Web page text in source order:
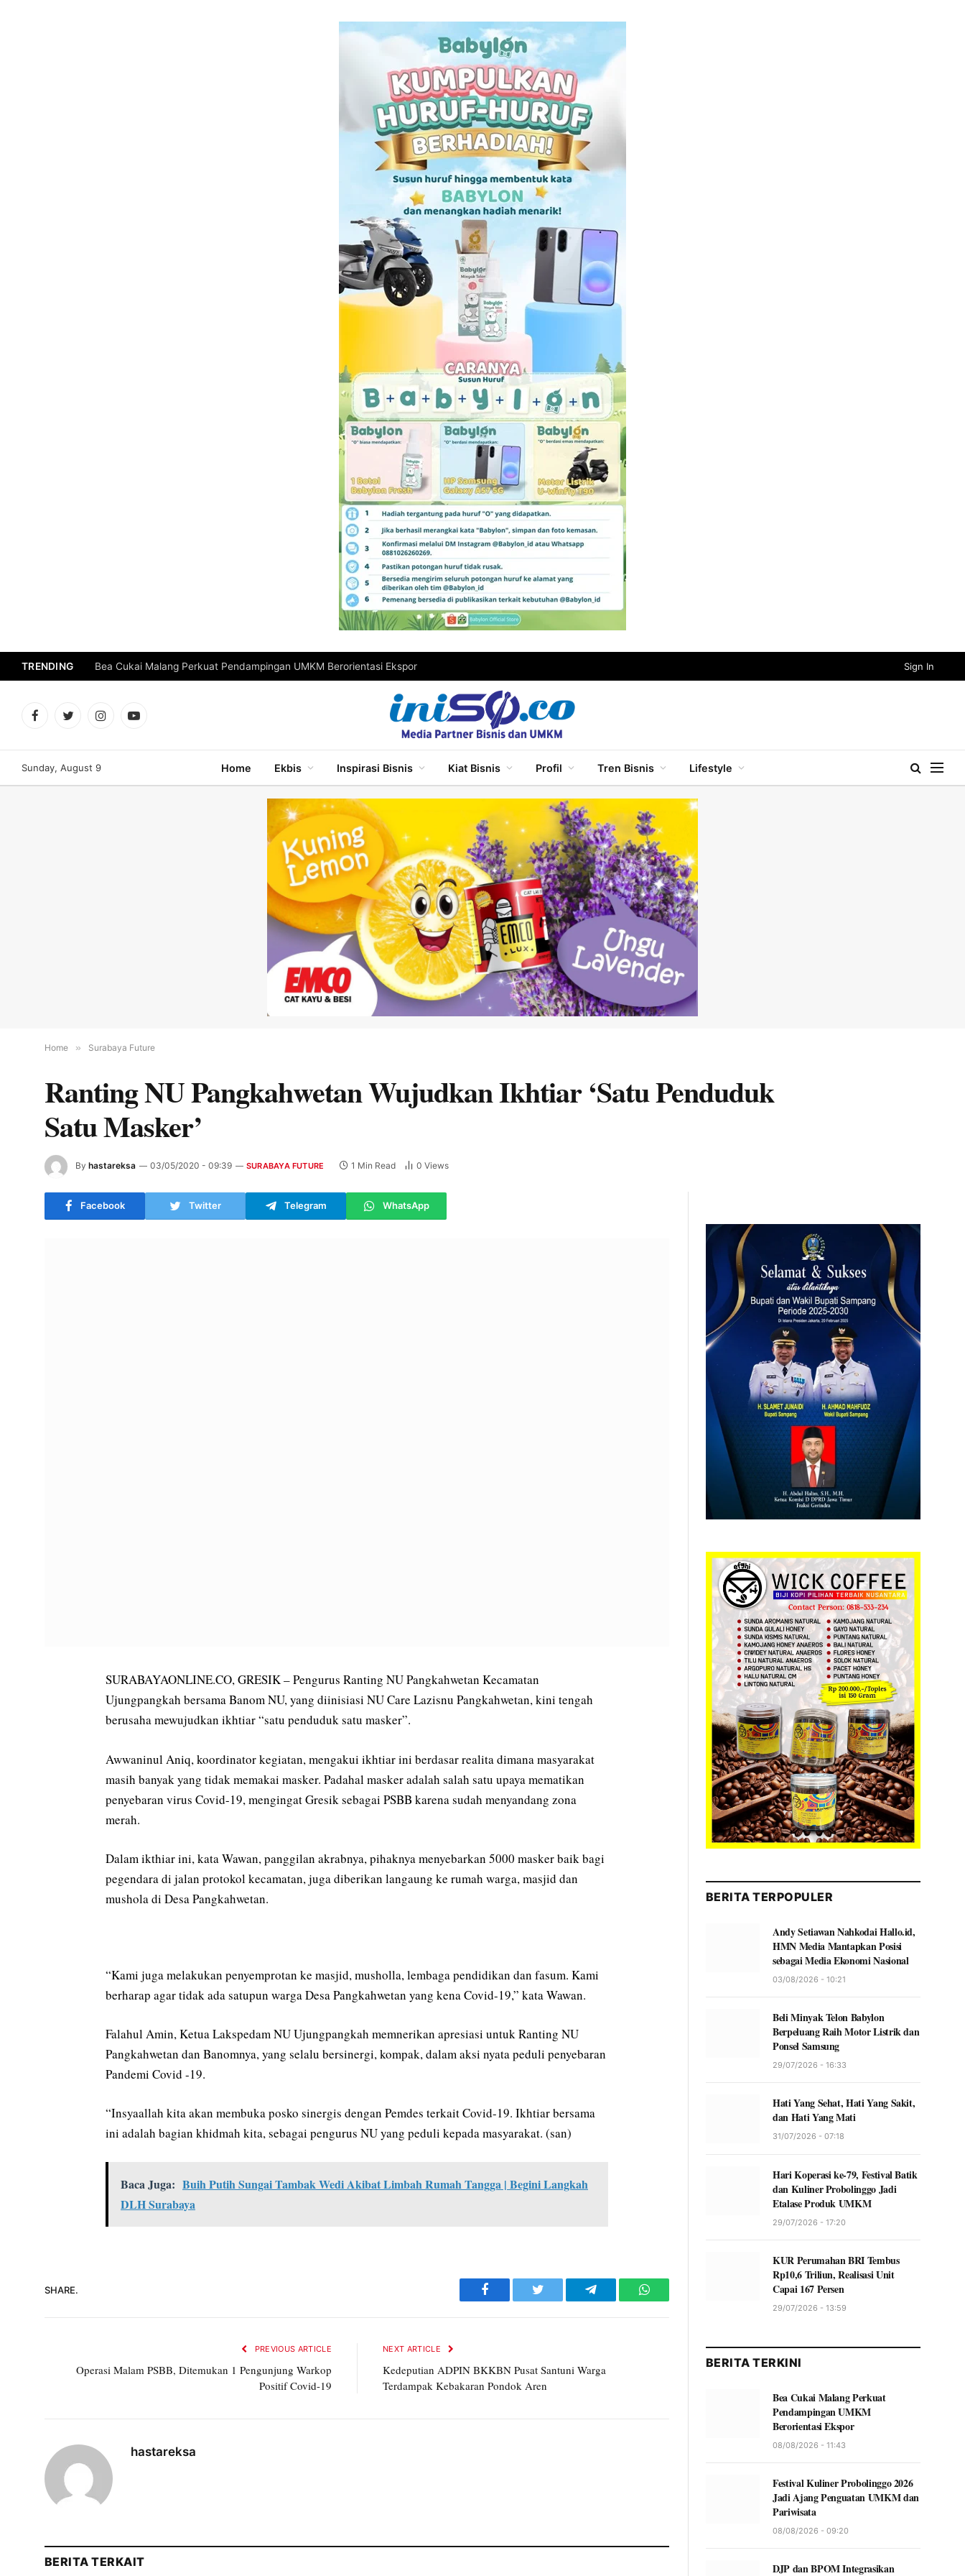
TRENDING Bea Cukai Malang Perkuat Pendampingan UMKM Berorientasi Ekspor Sign In
FacebookTwitterInstagramYouTube
Sunday, August 9 Home Ekbis Inspirasi Bisnis Kiat Bisnis Profil Tren Bisnis Lifestyle
Home » Surabaya Future
Ranting NU Pangkahwetan Wujudkan Ikhtiar ‘Satu Penduduk
Satu Masker’
By hastareksa 03/05/2020 - 09:39 SURABAYA FUTURE 1 Min Read 0Views
Facebook Twitter Telegram WhatsApp
SURABAYAONLINE.CO, GRESIK – Pengurus Ranting NU Pangkahwetan Kecamatan
Ujungpangkah bersama Banom NU, yang diinisiasi NU Care Lazisnu Pangkahwetan, kini tengah
berusaha mewujudkan ikhtiar “satu penduduk satu masker”.
Awwaninul Aniq, koordinator kegiatan, mengakui ikhtiar ini berdasar realita dimana masyarakat
masih banyak yang tidak memakai masker. Padahal masker adalah salah satu upaya mematikan
penyebaran virus Covid-19, mengingat Gresik sebagai PSBB karena sudah menyandang zona
merah.
Dalam ikthiar ini, kata Wawan, panggilan akrabnya, pihaknya menyebarkan 5000 masker baik bagi
pegendara di jalan protokol kecamatan, juga diberikan langaung ke rumah warga, masjid dan
mushola di Desa Pangkahwetan.
“Kami juga melakukan penyemprotan ke masjid, musholla, lembaga pendidikan dan fasum. Kami
berharap agar tidak ada satupun warga Desa Pangkahwetan yang kena Covid-19,” kata Wawan.
Falahul Amin, Ketua Lakspedam NU Ujungpangkah memnerikan apresiasi untuk Ranting NU
Pangkahwetan dan Banomnya, yang selalu bersinergi, kompak, dalam aksi nyata peduli penyebaran
Pandemi Covid -19.
“Insyaallah kita akan membuka posko sinergis dengan Pemdes terkait Covid-19. Ikhtiar bersama
ini adalah bagian khidmah kita, sebagai pengurus NU yang peduli kepada masyarakat. (san)
Baca Juga: Buih Putih Sungai Tambak Wedi Akibat Limbah Rumah Tangga | Begini Langkah
DLH Surabaya
SHARE.
Facebook Twitter Telegram WhatsApp
PREVIOUS ARTICLE
Operasi Malam PSBB, Ditemukan 1 Pengunjung Warkop
Positif Covid-19
NEXT ARTICLE
Kedeputian ADPIN BKKBN Pusat Santuni Warga
Terdampak Kebakaran Pondok Aren
hastareksa
BERITA TERKAIT
BERITA TERPOPULER
Andy Setiawan Nahkodai Hallo.id,
HMN Media Mantapkan Posisi
sebagai Media Ekonomi Nasional
03/08/2026 - 10:21
Beli Minyak Telon Babylon
Berpeluang Raih Motor Listrik dan
Ponsel Samsung
29/07/2026 - 16:33
Hati Yang Sehat, Hati Yang Sakit,
dan Hati Yang Mati
31/07/2026 - 07:18
Hari Koperasi ke-79, Festival Batik
dan Kuliner Probolinggo Jadi
Etalase Produk UMKM
29/07/2026 - 17:20
KUR Perumahan BRI Tembus
Rp10,6 Triliun, Realisasi Unit
Capai 167 Persen
29/07/2026 - 13:59
BERITA TERKINI
Bea Cukai Malang Perkuat
Pendampingan UMKM
Berorientasi Ekspor
08/08/2026 - 11:43
Festival Kuliner Probolinggo 2026
Jadi Ajang Penguatan UMKM dan
Pariwisata
08/08/2026 - 09:20
DJP dan BPOM Integrasikan